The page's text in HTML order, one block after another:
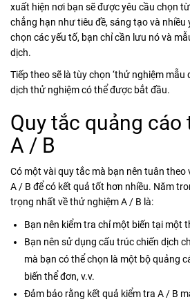
xuất hiện nơi bạn sẽ được yêu cầu chọn
chẳng hạn như tiêu đề, sáng tạo và nhiều
chọn các yếu tố, bạn chỉ cần lưu nó và
dịch.
Tiếp theo sẽ là tùy chọn ‘thử nghiệm mẫu
dịch thử nghiệm có thể được bắt đầu.
Quy tắc quảng
A / B
Có một vài quy tắc mà bạn nên tuân
A / B để có kết quả tốt hơn nhiều. Năm
trọng nhất về thử nghiệm A / B là:
Bạn nên kiểm tra chỉ một biến tại một
Bạn nên sử dụng cấu trúc chiến dịch
mà bạn có thể chọn là một bộ quảng
biến thể đơn, v.v.
Đảm bảo rằng kết quả kiểm tra A / B